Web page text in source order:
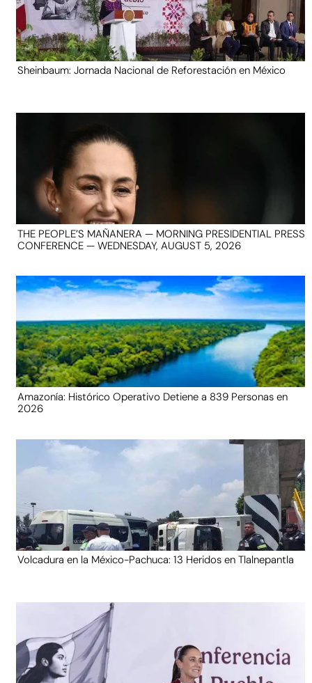
Sheinbaum: Jornada Nacional de Reforestación en México
THE PEOPLE’S MAÑANERA — MORNING PRESIDENTIAL PRESS
CONFERENCE — WEDNESDAY, AUGUST 5, 2026
Amazonía: Histórico Operativo Detiene a 839 Personas en
2026
Volcadura en la México-Pachuca: 13 Heridos en Tlalnepantla